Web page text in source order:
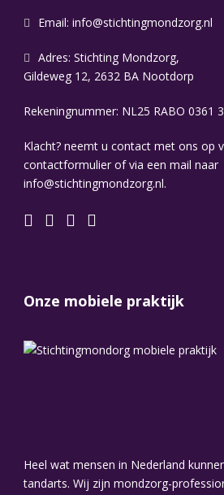
Email: info@stichtingmondzorg.nl
Adres: Stichting Mondzorg,
Gildeweg 12, 2632 BA Nootdorp
Rekeningnummer: NL25 RABO 0361
Klacht? neemt u contact met ons op
contactformulier of via een mail naar
info@stichtingmondzorg.nl.
Onze mobiele praktijk
Heel wat mensen in Nederland
tandarts. Wij zijn mondzorg-